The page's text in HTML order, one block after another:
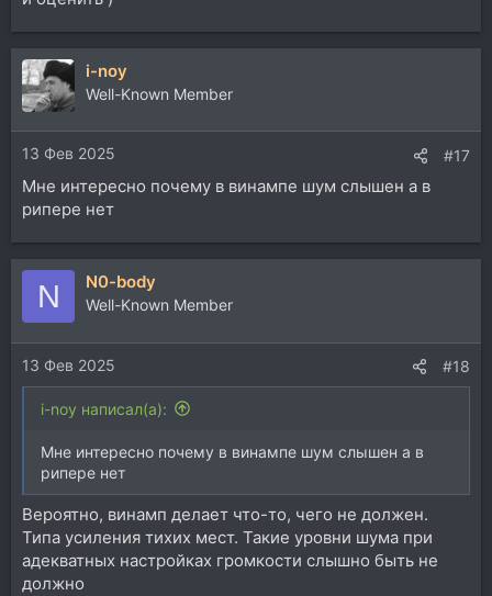
i-noy
Well-Known Member
13 Фев 2025 #17
Мне интересно почему в винампе шум слышен а в
рипере нет
N N0-body
Well-Known Member
13 Фев 2025 #18
i-noy написал(а):
Мне интересно почему в винампе шум слышен а в
рипере нет
Вероятно, винамп делает что-то, чего не должен.
Типа усиления тихих мест. Такие уровни шума при
адекватных настройках громкости слышно быть не
должно